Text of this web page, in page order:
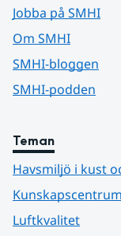
Jobba på SMHI
Om SMHI
SMHI-bloggen
SMHI-podden
Teman
Havsmiljö i kust
Luftkvalitet